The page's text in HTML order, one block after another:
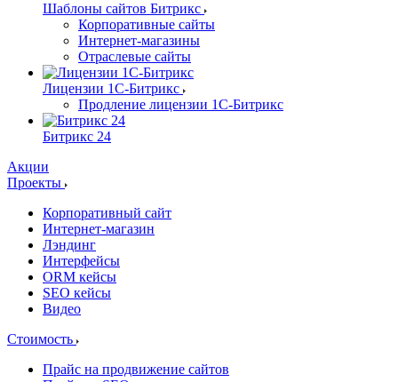
Шаблоны сайтов Битрикс
Корпоративные сайты
Интернет-магазины
Отраслевые сайты
Лицензии 1С-Битрикс
Продление лицензии 1С-Битрикс
Битрикс 24
Акции
Проекты
Корпоративный сайт
Интернет-магазин
Лэндинг
Интерфейсы
ORM кейсы
SEO кейсы
Видео
Стоимость
Прайс на продвижение сайтов